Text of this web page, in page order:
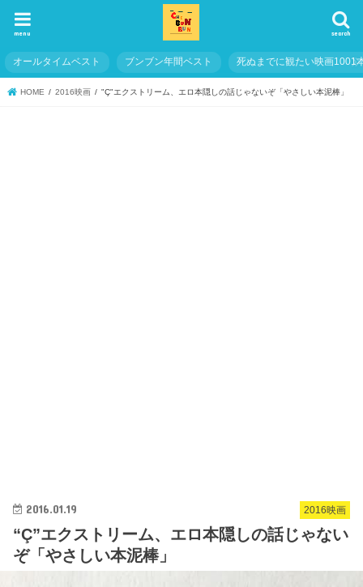
search
menu
オールタイムベスト ブンブン年間ベスト 死ぬまでに観たい映画1001
HOME 2016映画 "Ç"エクストリーム、エロ本隠しの話じゃないぞ「やさしい本泥棒」
2016映画
2016.01.19
“Ç”エクストリーム、エロ本隠しの話じゃない
ぞ「やさしい本泥棒」